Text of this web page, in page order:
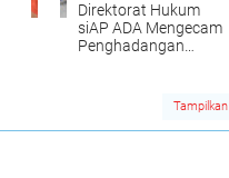
Direktorat Hukum
siAP ADA Mengecam
Penghadangan
Mapparemma di Calio
Tampilkan